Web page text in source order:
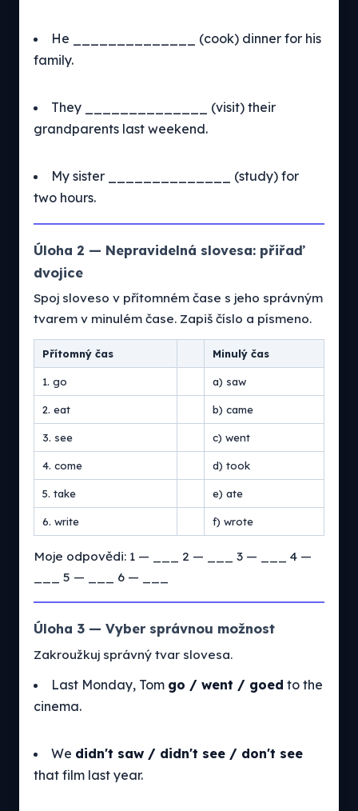
He ______________ (cook) dinner for his
family.
They ______________ (visit) their
grandparents last weekend.
My sister ______________ (study) for
two hours.
Úloha 2 — Nepravidelná slovesa: přiřaď
dvojice
Spoj sloveso v přítomném čase s jeho správným
tvarem v minulém čase. Zapiš číslo a písmeno.
Přítomný čas Minulý čas
1. go a) saw
2. eat b) came
3. see c) went
4. come d) took
5. take e) ate
6. write f) wrote
Moje odpovědi: 1 — ___ 2 — ___ 3 — ___ 4 —
___ 5 — ___ 6 — ___
Úloha 3 — Vyber správnou možnost
Zakroužkuj správný tvar slovesa.
Last Monday, Tom go / went / goed to the
cinema.
We didn't saw / didn't see / don't see
that film last year.